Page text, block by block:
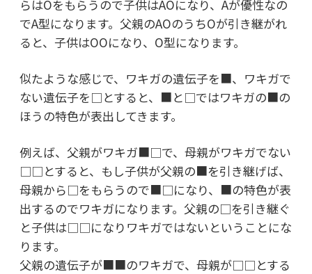
らはOをもらうので子供はAOになり、Aが優性なの
でA型になります。父親のAOのうちOが引き継がれ
ると、子供はOOになり、O型になります。
似たような感じで、ワキガの遺伝子を■、ワキガで
ない遺伝子を□とすると、■と□ではワキガの■の
ほうの特色が表出してきます。
例えば、父親がワキガ■□で、母親がワキガでない
□□とすると、もし子供が父親の■を引き継げば、
母親から□をもらうので■□になり、■の特色が表
出するのでワキガになります。父親の□を引き継ぐ
と子供は□□になりワキガではないということにな
ります。
父親の遺伝子が■■のワキガで、母親が□□とする